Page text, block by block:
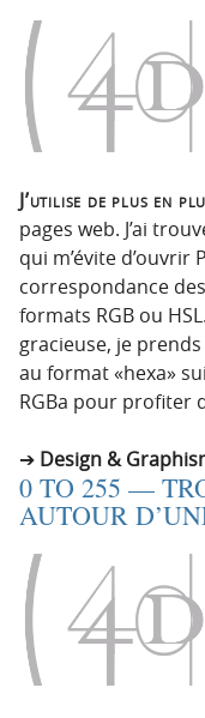
J’utilise de plus en
pages web. J’ai
qui m’évite
correspondance
formats RGB ou
gracieuse, je
au format «hexa»
RGBa pour profiter
Design &
0 TO 255 —
AUTOUR